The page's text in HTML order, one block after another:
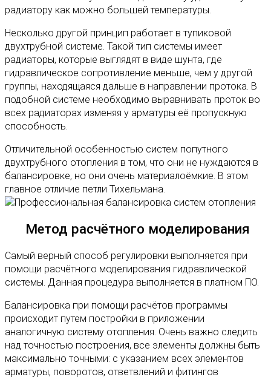
радиатору как можно большей температуры.
Несколько другой принцип работает в тупиковой
двухтрубной системе. Такой тип системы имеет
радиаторы, которые выглядят в виде шунта, где
гидравлическое сопротивление меньше, чем у другой
группы, находящаяся дальше в направлении протока. В
подобной системе необходимо выравнивать проток во
всех радиаторах изменяя у арматуры её пропускную
способность.
Отличительной особенностью систем попутного
двухтрубного отопления в том, что они не нуждаются в
балансировке, но они очень материалоёмкие. В этом
главное отличие петли Тихельмана.
Метод расчётного моделирования
Самый верный способ регулировки выполняется при
помощи расчётного моделирования гидравлической
системы. Данная процедура выполняется в платном ПО.
Балансировка при помощи расчётов программы
происходит путем постройки в приложении
аналогичную систему отопления. Очень важно следить
над точностью построения, все элементы должны быть
максимально точными: с указанием всех элементов
арматуры, поворотов, ответвлений и фитингов